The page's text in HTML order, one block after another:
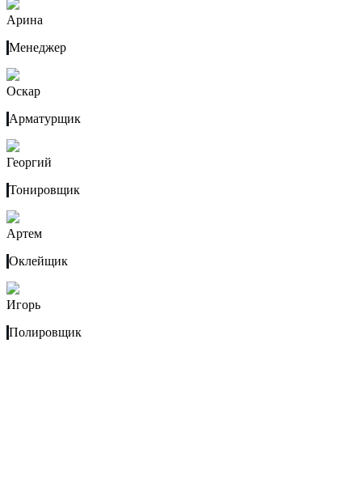
Арина
Менеджер
Оскар
Арматурщик
Георгий
Тонировщик
Артем
Оклейщик
Игорь
Полировщик